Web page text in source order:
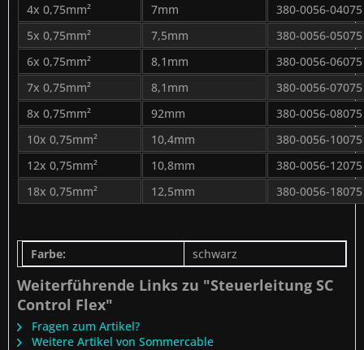
4x 0,75mm²
7mm
380-0056-04075
5x 0,75mm²
7,5mm
380-0056-05075
6x 0,75mm²
8,1mm
380-0056-06075
7x 0,75mm²
8,1mm
380-0056-07075
8x 0,75mm²
92mm
380-0056-08075
10x 0,75mm²
10,4mm
380-0056-10075
12x 0,75mm²
10,8mm
380-0056-12075
18x 0,75mm²
12,5mm 380-0056-18075
Farbe: schwarz
Weiterführende Links zu "Steuerleitung SC
Control Flex"
Fragen zum Artikel?
Weitere Artikel von Sommercable